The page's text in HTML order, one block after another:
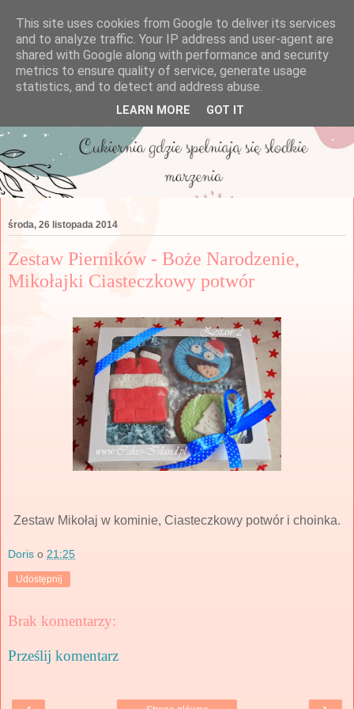
środa, 26 listopada 2014
Zestaw Pierników - Boże Narodzenie,
Mikołajki Ciasteczkowy potwór
Zestaw Mikołaj w kominie, Ciasteczkowy potwór i choinka.
Doris o 21:25
Udostępnij
Brak komentarzy:
Prześlij komentarz
This site uses cookies from Google to deliver its services
and to analyze traffic. Your IP address and user-agent are
shared with Google along with performance and security
metrics to ensure quality of service, generate usage
statistics, and to detect and address abuse.
LEARN MORE GOT IT